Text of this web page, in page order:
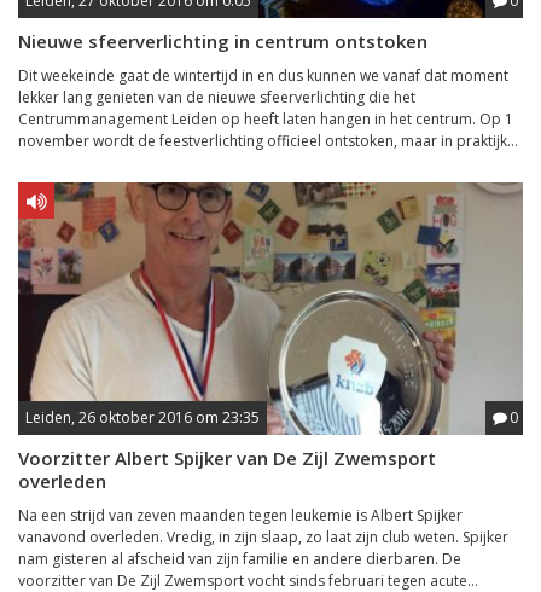
Nieuwe sfeerverlichting in centrum ontstoken
Dit weekeinde gaat de wintertijd in en dus kunnen we vanaf dat moment
lekker lang genieten van de nieuwe sfeerverlichting die het
Centrummanagement Leiden op heeft laten hangen in het centrum. Op 1
november wordt de feestverlichting officieel ontstoken, maar in praktijk...
Leiden, 26 oktober 2016 om 23:35 0
Voorzitter Albert Spijker van De Zijl Zwemsport
overleden
Na een strijd van zeven maanden tegen leukemie is Albert Spijker
vanavond overleden. Vredig, in zijn slaap, zo laat zijn club weten. Spijker
nam gisteren al afscheid van zijn familie en andere dierbaren. De
voorzitter van De Zijl Zwemsport vocht sinds februari tegen acute...